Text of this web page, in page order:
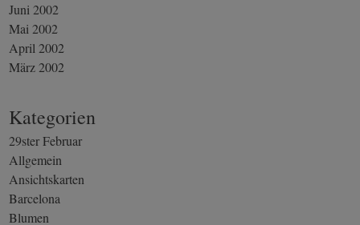
Juni 2002
Mai 2002
April 2002
März 2002
Kategorien
29ster Februar
Allgemein
Ansichtskarten
Barcelona
Blumen